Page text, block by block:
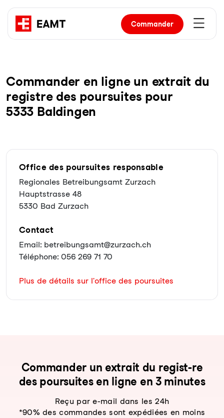
Commander
Com­man­der en li­gne un ex­trait du
re­gist­re des pour­sui­tes pour
5333 Baldingen
Office des poursuites responsable
Regionales Betreibungsamt Zurzach
Hauptstrasse 48
5330 Bad Zurzach
Contact
Email: betreibungsamt@zurzach.ch
Téléphone: 056 269 71 70
Plus de détails sur l'office des poursuites
Com­man­der un ex­trait du re­gist-re
des pour­sui­tes en li­gne en 3 mi­nu­tes
Reçu par e-mail dans les 24h
*90% des commandes sont expédiées en moins